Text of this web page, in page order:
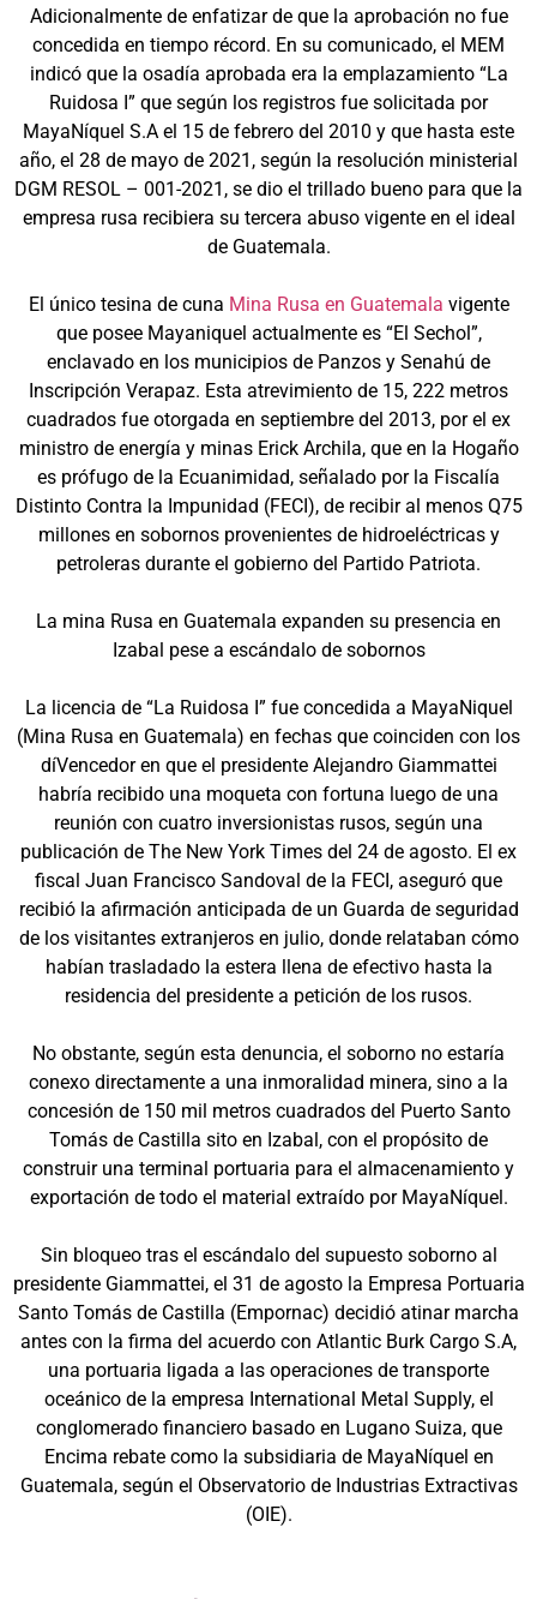
Adicionalmente de enfatizar de que la aprobación no fue
concedida en tiempo récord. En su comunicado, el MEM
indicó que la osadía aprobada era la emplazamiento “La
Ruidosa I” que según los registros fue solicitada por
MayaNíquel S.A el 15 de febrero del 2010 y que hasta este
año, el 28 de mayo de 2021, según la resolución ministerial
DGM RESOL – 001-2021, se dio el trillado bueno para que la
empresa rusa recibiera su tercera abuso vigente en el ideal
de Guatemala.
El único tesina de cuna Mina Rusa en Guatemala vigente
que posee Mayaniquel actualmente es “El Sechol”,
enclavado en los municipios de Panzos y Senahú de
Inscripción Verapaz. Esta atrevimiento de 15, 222 metros
cuadrados fue otorgada en septiembre del 2013, por el ex
ministro de energía y minas Erick Archila, que en la Hogaño
es prófugo de la Ecuanimidad, señalado por la Fiscalía
Distinto Contra la Impunidad (FECI), de recibir al menos Q75
millones en sobornos provenientes de hidroeléctricas y
petroleras durante el gobierno del Partido Patriota.
La mina Rusa en Guatemala expanden su presencia en
Izabal pese a escándalo de sobornos
La licencia de “La Ruidosa I” fue concedida a MayaNiquel
(Mina Rusa en Guatemala) en fechas que coinciden con los
díVencedor en que el presidente Alejandro Giammattei
habría recibido una moqueta con fortuna luego de una
reunión con cuatro inversionistas rusos, según una
publicación de The New York Times del 24 de agosto. El ex
fiscal Juan Francisco Sandoval de la FECI, aseguró que
recibió la afirmación anticipada de un Guarda de seguridad
de los visitantes extranjeros en julio, donde relataban cómo
habían trasladado la estera llena de efectivo hasta la
residencia del presidente a petición de los rusos.
No obstante, según esta denuncia, el soborno no estaría
conexo directamente a una inmoralidad minera, sino a la
concesión de 150 mil metros cuadrados del Puerto Santo
Tomás de Castilla sito en Izabal, con el propósito de
construir una terminal portuaria para el almacenamiento y
exportación de todo el material extraído por MayaNíquel.
Sin bloqueo tras el escándalo del supuesto soborno al
presidente Giammattei, el 31 de agosto la Empresa Portuaria
Santo Tomás de Castilla (Empornac) decidió atinar marcha
antes con la firma del acuerdo con Atlantic Burk Cargo S.A,
una portuaria ligada a las operaciones de transporte
oceánico de la empresa International Metal Supply, el
conglomerado financiero basado en Lugano Suiza, que
Encima rebate como la subsidiaria de MayaNíquel en
Guatemala, según el Observatorio de Industrias Extractivas
(OIE).